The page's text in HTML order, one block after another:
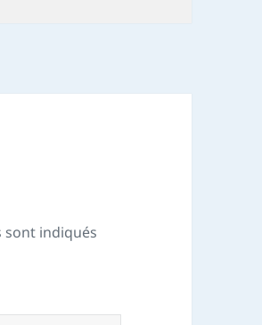
sont indiqués